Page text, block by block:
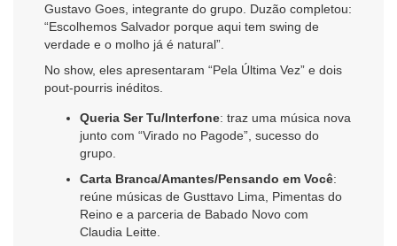
Gustavo Goes, integrante do grupo. Duzão completou:
“Escolhemos Salvador porque aqui tem swing de
verdade e o molho já é natural”.
No show, eles apresentaram “Pela Última Vez” e dois
pout-pourris inéditos.
Queria Ser Tu/Interfone: traz uma música nova
junto com “Virado no Pagode”, sucesso do
grupo.
Carta Branca/Amantes/Pensando em Você:
reúne músicas de Gusttavo Lima, Pimentas do
Reino e a parceria de Babado Novo com
Claudia Leitte.